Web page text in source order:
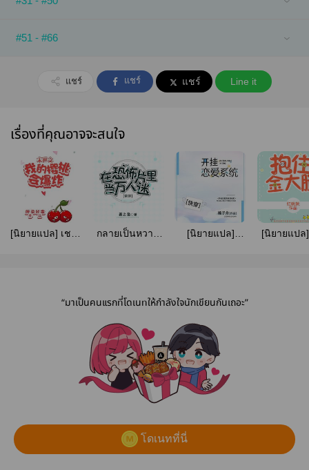
#51 - #66
แชร์ แชร์ แชร์ Line it
เรื่องที่คุณอาจจะสนใจ
[นิยายแปล] เชอร์
กลายเป็นหวาน
[นิยายแปล]
[นิยายแป
“มาเป็นคนแรกที่โดเนทให้กำลังใจนักเขียนกันเถอะ”
โดเนทที่นี่